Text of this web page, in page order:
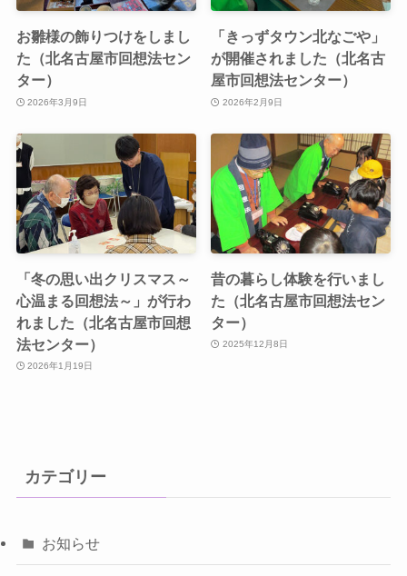
お雛様の飾りつけをしまし
た（北名古屋市回想法セン
ター）
2026年3月9日
「きっずタウン北なごや」
が開催されました（北名古
屋市回想法センター）
2026年2月9日
「冬の思い出クリスマス～
心温まる回想法～」が行わ
れました（北名古屋市回想
法センター）
2026年1月19日
昔の暮らし体験を行いまし
た（北名古屋市回想法セン
ター）
2025年12月8日
カテゴリー
お知らせ